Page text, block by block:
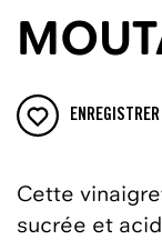
ENREGISTRER
Cette
sucrée et